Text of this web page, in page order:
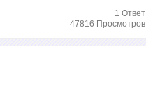
1 Ответ
47816 Просмотров